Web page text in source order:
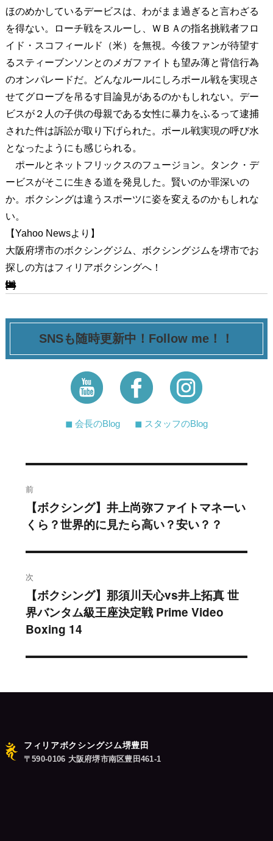
ほのめかしているデービスは、わがまま過ぎると言わざる
を得ない。ローチ戦をスルーし、ＷＢＡの指名挑戦者フロ
イド・スコフィールド（米）を無視。今後ファンが待望す
るスティーブンソンとのメガファイトも望み薄と背信行為
のオンパレードだ。どんなルールにしろポール戦を実現さ
せてグローブを吊るす目論見があるのかもしれない。デー
ビスが２人の子供の母親である女性に暴力をふるって逮捕
された件は訴訟が取り下げられた。ポール戦実現の呼び水
となったようにも感じられる。
ポールとネットフリックスのフュージョン。タンク・デ
ービスがそこに生きる道を発見した。賢いのか罪深いの
か。ボクシングは違うスポーツに姿を変えるのかもしれな
い。
【Yahoo Newsより】
大阪府堺市のボクシングジム、ボクシングジムを堺市でお
探しの方はフィリアボクシングへ！
[ssba-buttons]
SNSも随時更新中！Follow me！！
◼︎ 会長のBlog ◼︎ スタッフのBlog
稿
ナ
ビ
ゲ
ー
シ
ョ
前
過
去
稿:
【ボクシング】井上尚弥ファイトマネーい
くら？世界的に見たら高い？安い？？
次
次
の
投
【ボクシング】那須川天心vs井上拓真 世
界バンタム級王座決定戦 Prime Video
Boxing 14
フィリアボクシングジム堺豊田
〒590-0106 大阪府堺市南区豊田461-1